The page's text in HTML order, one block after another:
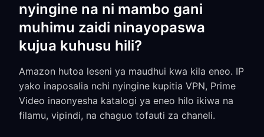
nyingine na ni mambo gani
muhimu zaidi ninayopaswa
kujua kuhusu hili?
Amazon hutoa leseni ya maudhui kwa kila eneo. IP
yako inaposalia nchi nyingine kupitia VPN, Prime
Video inaonyesha katalogi ya eneo hilo ikiwa na
filamu, vipindi, na chaguo tofauti za chaneli.